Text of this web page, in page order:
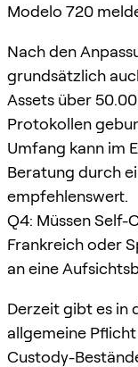
Modelo 720
Nach den
grundsätzlich
Assets über
Protokollen
Umfang kann im
Beratung durch
empfehlenswert.
Q4: Müssen Self-
Frankreich oder
an eine
Derzeit gibt es in
allgemeine
Custody-